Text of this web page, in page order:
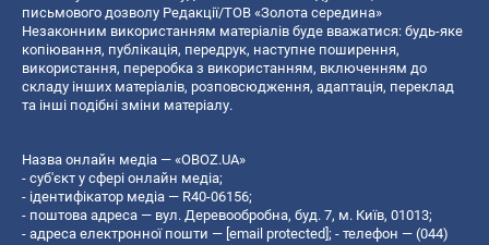
письмового дозволу Редакції/ТОВ «Золота середина»
Незаконним використанням матеріалів буде вважатися: будь-яке
копiювання, публiкацiя, передрук, наступне поширення,
використання, переробка з використанням, включенням до
складу інших матеріалів, розповсюдження, адаптація, переклад
та інші подібні зміни матеріалу.
Назва онлайн медіа — «OBOZ.UA»
- суб'єкт у сфері онлайн медіа;
- ідентифікатор медіа — R40-06156;
- поштова адреса — вул. Деревообробна, буд. 7, м. Київ, 01013;
- адреса електронної пошти — [email protected] ; - телефон — (044)